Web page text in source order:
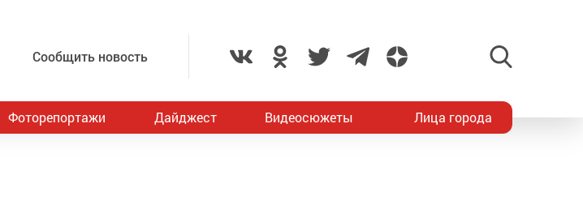
Сообщить новость
Фоторепортажи Дайджест Видеосюжеты Лица города